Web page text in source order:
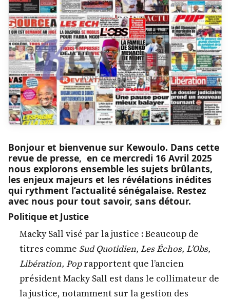
Bonjour et bienvenue sur Kewoulo. Dans cette
revue de presse, en ce mercredi 16 Avril 2025
nous explorons ensemble les sujets brûlants,
les enjeux majeurs et les révélations inédites
qui rythment l’actualité sénégalaise. Restez
avec nous pour tout savoir, sans détour.
Politique et Justice
Macky Sall visé par la justice : Beaucoup de
titres comme Sud Quotidien, Les Échos, L’Obs,
Libération, Poprapportent que l’ancien
président Macky Sall est dans le collimateur de
la justice, notamment sur la gestion des